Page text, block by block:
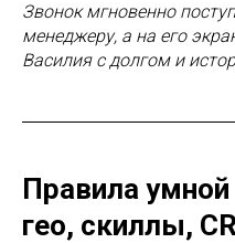
Звонок мгновенно
менеджеру, а на его
Василия с долгом и
Правила
гео, скиллы,